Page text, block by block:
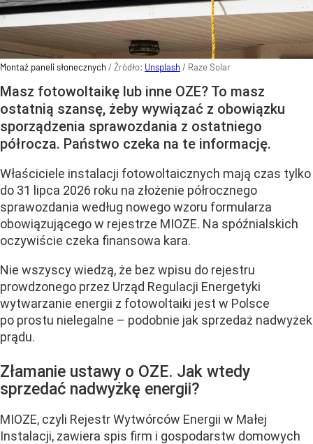
Montaż paneli słonecznych / Źródło: Unsplash / Raze Solar
Masz fotowoltaikę lub inne OZE? To masz
ostatnią szansę, żeby wywiązać z obowiązku
sporządzenia sprawozdania z ostatniego
półrocza. Państwo czeka na te informację.
Właściciele instalacji fotowoltaicznych mają czas tylko
do 31 lipca 2026 roku na złożenie półrocznego
sprawozdania według nowego wzoru formularza
obowiązującego w rejestrze MIOZE. Na spóźnialskich
oczywiście czeka finansowa kara.
Nie wszyscy wiedzą, że bez wpisu do rejestru
prowdzonego przez Urząd Regulacji Energetyki
wytwarzanie energii z fotowoltaiki jest w Polsce
po prostu nielegalne – podobnie jak sprzedaż nadwyżek
prądu.
Złamanie ustawy o OZE. Jak wtedy
sprzedać nadwyżkę energii?
MIOZE, czyli Rejestr Wytwórców Energii w Małej
Instalacji, zawiera spis firm i gospodarstw domowych